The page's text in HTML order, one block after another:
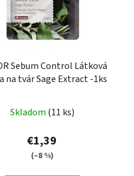
Sebum Control Látková
na tvár Sage Extract -1ks
Skladom (11 ks)
€1,39
(–8 %)